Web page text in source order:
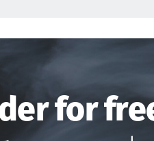
for